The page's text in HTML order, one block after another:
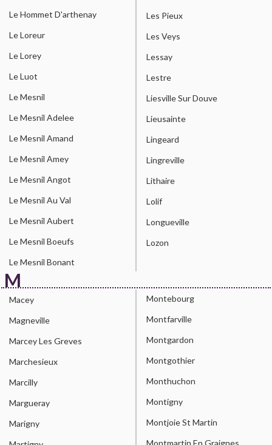
Le Hommet D'arthenay
Le Loreur
Le Lorey
Le Luot
Le Mesnil
Le Mesnil Adelee
Le Mesnil Amand
Le Mesnil Amey
Le Mesnil Angot
Le Mesnil Au Val
Le Mesnil Aubert
Le Mesnil Boeufs
Le Mesnil Bonant
Les Pieux
Les Veys
Lessay
Lestre
Liesville Sur Douve
Lieusainte
Lingeard
Lingreville
Lithaire
Lolif
Longueville
Lozon
M
Macey
Magneville
Marcey Les Greves
Marchesieux
Marcilly
Margueray
Marigny
Montebourg
Montfarville
Montgardon
Montgothier
Monthuchon
Montigny
Montjoie St Martin
Montmartin En Graignes